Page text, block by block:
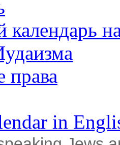
календарь
права
in